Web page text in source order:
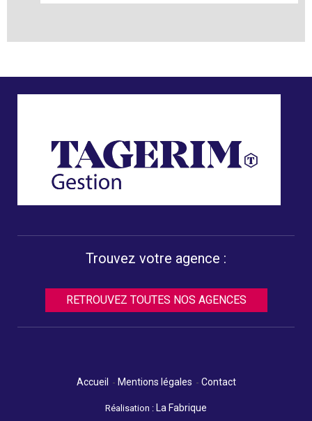
Trouvez votre agence :
RETROUVEZ TOUTES NOS AGENCES
Accueil Mentions légales Contact
Réalisation : La Fabrique